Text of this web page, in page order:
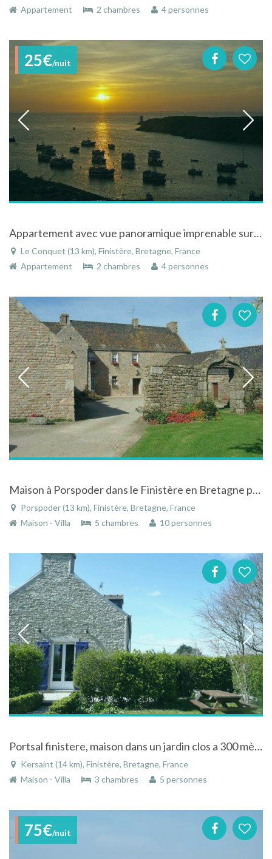
Appartement 2 chambres 4 personnes
25€/nuit
Appartement avec vue panoramique imprenable sur la mer au conquet en Bretagne
Le Conquet (13 km), Finistère, Bretagne, France
Appartement
2 chambres 4 personnes
Maison à Porspoder dans le Finistère en Bretagne près des plages
Porspoder (13 km), Finistère, Bretagne, France
Maison - Villa
5 chambres 10 personnes
Portsal finistere, maison dans un jardin clos a 300 mètres de la plage
Kersaint (14 km), Finistère, Bretagne, France
Maison - Villa
3 chambres 5 personnes
75€/nuit